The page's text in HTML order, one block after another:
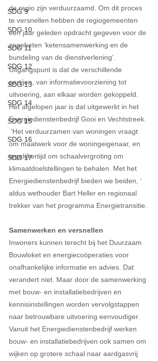
SDG 9
SDG 10
SDG 11
SDG 12
SDG 13
SDG 14
SDG 15
SDG 16
SDG 17
de regio zijn verduurzaamd. Om dit proces
te versnellen hebben de regiogemeenten
een jaar geleden opdracht gegeven voor de
zogeheten ‘ketensamenwerking en de
bundeling van de dienstverlening’.
Uitgangspunt is dat de verschillende
partijen, van informatievoorziening tot
uitvoering, aan elkaar worden gekoppeld.
Het afgelopen jaar is dat uitgewerkt in het
Energiedienstenbedrijf Gooi en Vechtstreek.
‘Het verduurzamen van woningen vraagt
om maatwerk voor de woningeigenaar, en
tegelijkertijd om schaalvergroting om
klimaatdoelstellingen te behalen. Met het
Energiedienstenbedrijf bieden we beiden, ‘
aldus wethouder Bart Heller en regionaal
trekker van het programma Energietransitie.
Samenwerken en versnellen
Inwoners kunnen terecht bij het Duurzaam
Bouwloket en energiecoöperaties voor
onafhankelijke informatie en advies. Dat
verandert niet. Maar door de samenwerking
met bouw- en installatiebedrijven en
kennisinstellingen worden vervolgstappen
naar betrouwbare uitvoering eenvoudiger.
Vanuit het Energiedienstenbedrijf werken
bouw- en installatiebedrijven ook samen om
wijken op grotere schaal naar aardgasvrij